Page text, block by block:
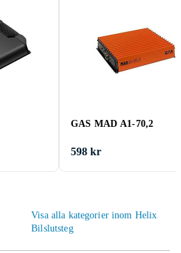
GAS MAD A1-70,2
598 kr
Visa alla kategorier inom Helix
Bilslutsteg